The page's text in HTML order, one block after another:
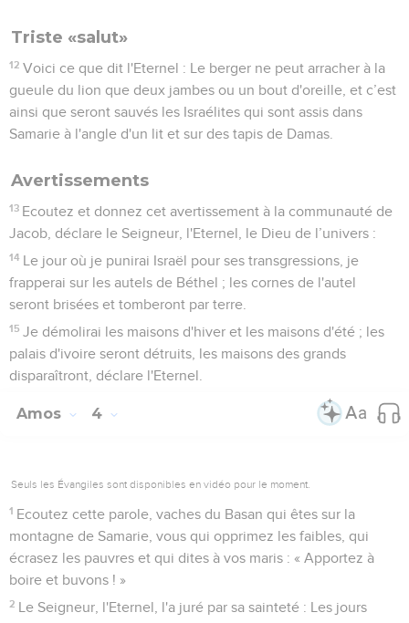
Triste «salut»
12 Voici ce que dit l'Eternel : Le berger ne peut arracher à la
gueule du lion que deux jambes ou un bout d'oreille, et c’est
ainsi que seront sauvés les Israélites qui sont assis dans
Samarie à l'angle d'un lit et sur des tapis de Damas.
Avertissements
13 Ecoutez et donnez cet avertissement à la communauté de
Jacob, déclare le Seigneur, l'Eternel, le Dieu de l’univers :
14 Le jour où je punirai Israël pour ses transgressions, je
frapperai sur les autels de Béthel ; les cornes de l'autel
seront brisées et tomberont par terre.
15 Je démolirai les maisons d'hiver et les maisons d'été ; les
palais d'ivoire seront détruits, les maisons des grands
disparaîtront, déclare l'Eternel.
Amos 4
Seuls les Évangiles sont disponibles en vidéo pour le moment.
1 Ecoutez cette parole, vaches du Basan qui êtes sur la
montagne de Samarie, vous qui opprimez les faibles, qui
écrasez les pauvres et qui dites à vos maris : « Apportez à
boire et buvons ! »
2 Le Seigneur, l'Eternel, l'a juré par sa sainteté : Les jours